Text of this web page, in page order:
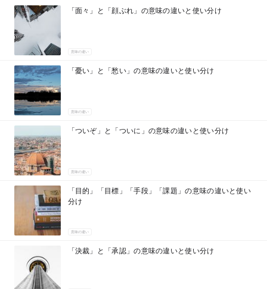
「面々」と「顔ぶれ」の意味の違いと使い分け
意味の違い
「憂い」と「愁い」の意味の違いと使い分け
意味の違い
「ついぞ」と「ついに」の意味の違いと使い分け
意味の違い
「目的」「目標」「手段」「課題」の意味の違いと使い
分け
意味の違い
「決裁」と「承認」の意味の違いと使い分け